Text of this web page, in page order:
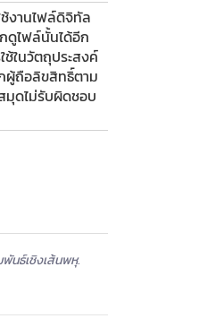
ช้งานไฟล์ดิจิทัล
ดูไฟล์นั้นได้อีก
ช้ในวัตถุประสงค์
ผู้ถือลิขสิทธิ์ตาม
มุดไม่รับผิดชอบ
นธ์เชิงเส้นพหุ.